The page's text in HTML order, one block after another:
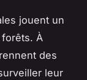
jouent un
À
des
leur